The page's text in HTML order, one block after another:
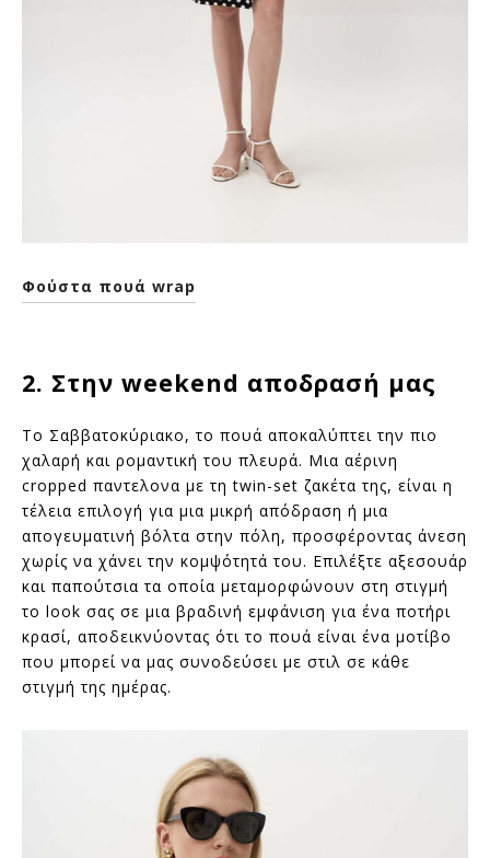
Φούστα πουά wrap
2. Στην weekend αποδρασή μας
Το Σαββατοκύριακο, το πουά αποκαλύπτει την πιο
χαλαρή και ρομαντική του πλευρά. Μια αέρινη
cropped παντελονα με τη twin-set ζακέτα της, είναι η
τέλεια επιλογή για μια μικρή απόδραση ή μια
απογευματινή βόλτα στην πόλη, προσφέροντας άνεση
χωρίς να χάνει την κομψότητά του. Επιλέξτε αξεσουάρ
και παπούτσια τα οποία μεταμορφώνουν στη στιγμή
το look σας σε μια βραδινή εμφάνιση για ένα ποτήρι
κρασί, αποδεικνύοντας ότι το πουά είναι ένα μοτίβο
που μπορεί να μας συνοδεύσει με στιλ σε κάθε
στιγμή της ημέρας.